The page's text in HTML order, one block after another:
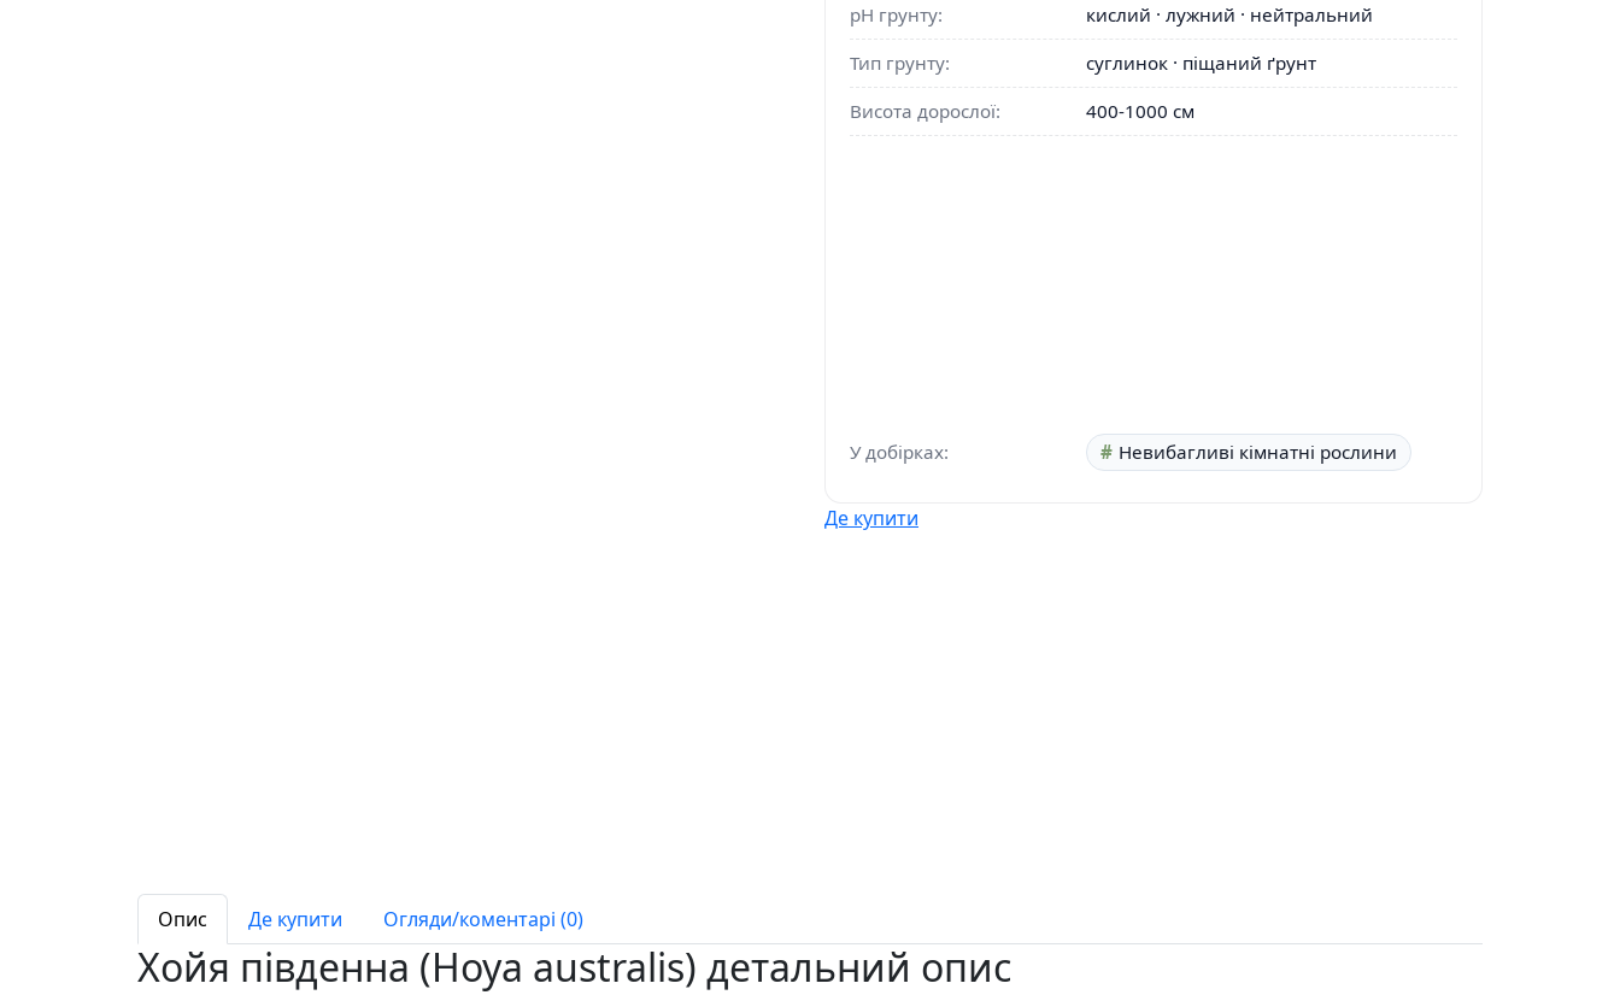
pH грунту:
кислий · лужний · нейтральний
Тип грунту:
суглинок · піщаний ґрунт
Висота дорослої:
400-1000 см
У добірках: Невибагливі кімнатні рослини
Де купити
Опис Де купити Огляди/коментарі (0)
Хойя південна (Hoya australis) детальний опис